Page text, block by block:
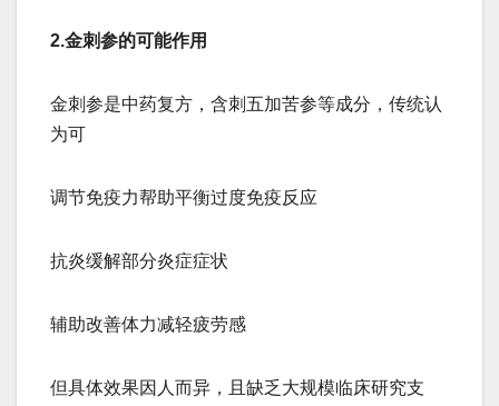
2.金刺参的可能作用
金刺参是中药复方，含刺五加苦参等成分，传统认
为可
调节免疫力帮助平衡过度免疫反应
抗炎缓解部分炎症症状
辅助改善体力减轻疲劳感
但具体效果因人而异，且缺乏大规模临床研究支